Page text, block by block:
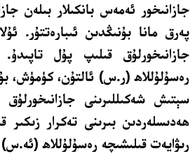
جازانىخور ئەمەس بانكىلار بىلەن
پەرق مانا بۇنىڭدىن ئىبارەتتۇر.
جازانىخورلۇق قىلىپ پۇل
رەسۇلۇللاھ (ر.س) ئالتۇن، كۈمۈش،
سېتىش شەكىللىرىنى
ھەدىسلەردىن بىرىنى تەكرار زىكىر
رىۋايەت قىلىشىچە رەسۇلۇللاھ